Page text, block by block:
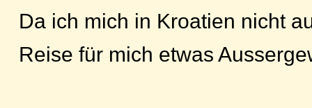
Da ich mich in Kroatien nicht
Reise für mich etwas